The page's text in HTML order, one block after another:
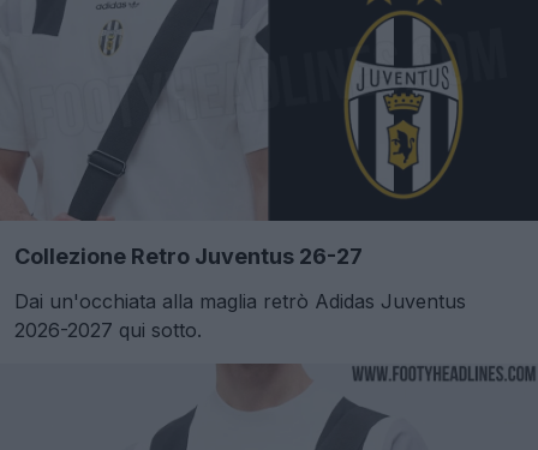
Collezione Retro Juventus 26-27
Dai un'occhiata alla maglia retrò Adidas Juventus
2026-2027 qui sotto.